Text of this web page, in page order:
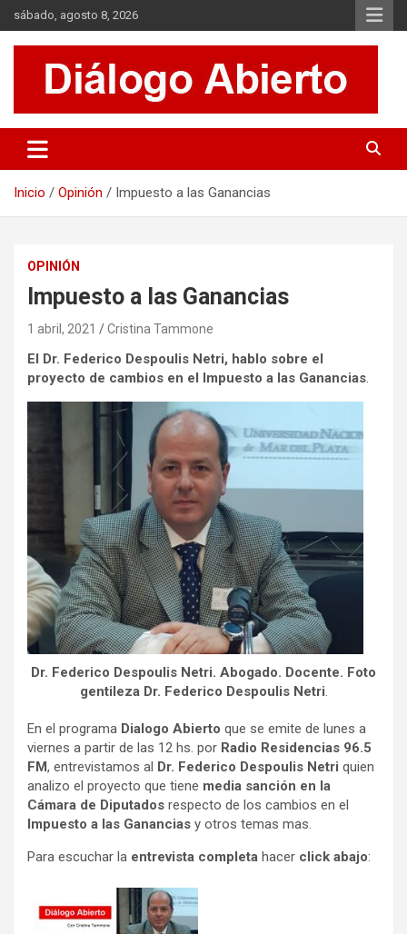
Saltar
al
contenido
sábado, agosto 8, 2026
Diálogo Abierto
Se tratan diversos temas de actualidad buscando hacer un
aporte a la sociedad, brindando información relevante de lo que
Inicio Opinión Impuesto a las Ganancias
OPINIÓN
Impuesto a las Ganancias
1 abril, 2021 Cristina Tammone
El Dr. Federico Despoulis Netri, hablo sobre el
proyecto de cambios en el Impuesto a las Ganancias.
Dr. Federico Despoulis Netri. Abogado. Docente. Foto
gentileza Dr. Federico Despoulis Netri.
En el programa Dialogo Abierto que se emite de lunes a
viernes a partir de las 12 hs. por Radio Residencias 96.5
FM, entrevistamos al Dr. Federico Despoulis Netri quien
analizo el proyecto que tiene media sanción en la
Cámara de Diputados respecto de los cambios en el
Impuesto a las Ganancias y otros temas mas.
Para escuchar la entrevista completa hacer click abajo: